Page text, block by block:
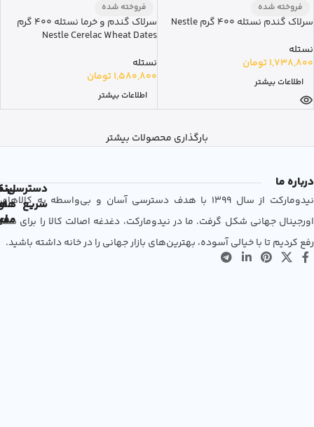
فروخته شده
سرلاک گندم نستله 400 گرم Nestle
نستله
1,738,800تومان
اطلاعات بیشتر
فروخته شده
سرلاک گندم و خرما نستله 400 گرم
Nestle Cerelac Wheat Dates
نستله
1,580,800 تومان
اطلاعات بیشتر
بارگذاری محصولات بیشتر
درباره ما
نیدومارکت از سال 1399 با هدف دسترسی آسان و بی‌واسطه به کالاهای
اورجینال جهانی شکل گرفت. ما در نیدومارکت، دغدغه اصالت کالا را برای شما
رفع کردیم تا با خیالی آسوده، بهترین‌های بازار جهانی را در خانه داشته باشید.
دسترسی
سریع